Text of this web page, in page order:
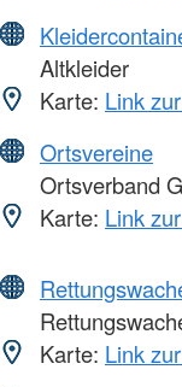
Altkleider
Karte: Link
Ortsvereine
Ortsverband
Karte: Link
Karte: Link